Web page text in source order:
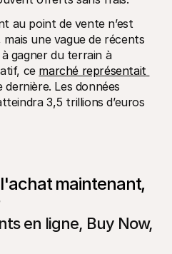
prêts à l'emploi
de développeurs
Découvrez comment nous aidons
sur votre relevé bancaire
aider votre entreprise
au point de vente n’est
une vague de récents
gagner du terrain à
ce marché représentait
dernière. Les données
3,5 trillions d’euros
maintenant,
en ligne, Buy Now,